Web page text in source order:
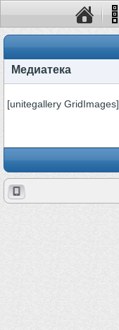
Медиатека
[unitegallery GridImages]